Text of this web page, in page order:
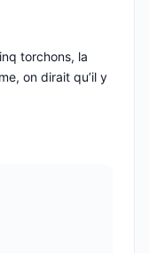
torchons, la
on dirait qu’il y